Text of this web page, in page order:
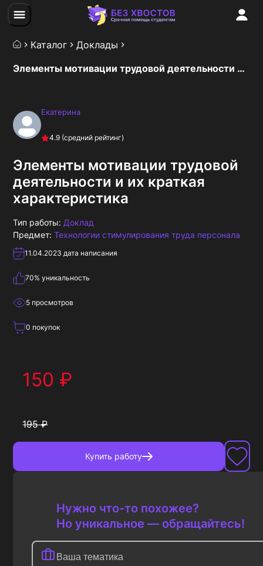
Каталог
Доклады
Элементы мотивации трудовой деятельности и их краткая характеристика
Екатерина
4.9 (средний рейтинг)
Элементы мотивации трудовой
деятельности и их краткая
характеристика
Тип работы: Доклад
Предмет: Технологии стимулирования труда персонала
11.04.2023 дата написания
70% уникальность
5 просмотров
0 покупок
150 ₽
195₽
Купить работу
Нужно что-то похожее?
Но уникальное — обращайтесь!